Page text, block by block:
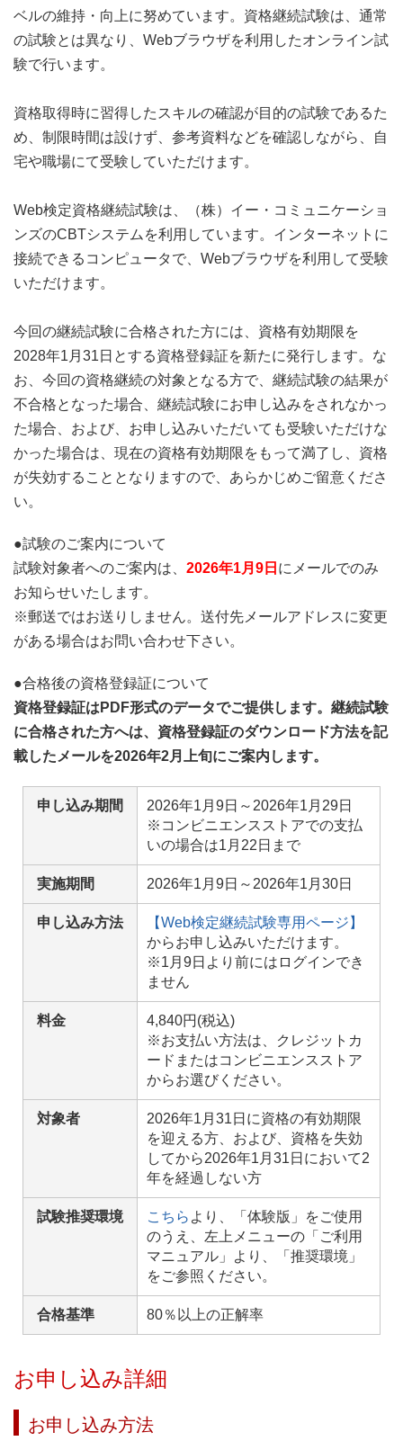
ベルの維持・向上に努めています。資格継続試験は、通常
の試験とは異なり、Webブラウザを利用したオンライン試
験で行います。
資格取得時に習得したスキルの確認が目的の試験であるた
め、制限時間は設けず、参考資料などを確認しながら、自
宅や職場にて受験していただけます。
Web検定資格継続試験は、（株）イー・コミュニケーショ
ンズのCBTシステムを利用しています。インターネットに
接続できるコンピュータで、Webブラウザを利用して受験
いただけます。
今回の継続試験に合格された方には、資格有効期限を
2028年1月31日とする資格登録証を新たに発行します。な
お、今回の資格継続の対象となる方で、継続試験の結果が
不合格となった場合、継続試験にお申し込みをされなかっ
た場合、および、お申し込みいただいても受験いただけな
かった場合は、現在の資格有効期限をもって満了し、資格
が失効することとなりますので、あらかじめご留意くださ
い。
●試験のご案内について
試験対象者へのご案内は、 2026年1月9日 にメールでのみ
お知らせいたします。
※郵送ではお送りしません。送付先メールアドレスに変更
がある場合はお問い合わせ下さい。
●合格後の資格登録証について
資格登録証はPDF形式のデータでご提供します。継続試験
に合格された方へは、資格登録証のダウンロード方法を記
載したメールを2026年2月上旬にご案内します。
申し込み期間
2026年1月9日～2026年1月29日
※コンビニエンスストアでの支払
いの場合は1月22日まで
実施期間 2026年1月9日～2026年1月30日
申し込み方法
【Web検定継続試験専用ページ】
からお申し込みいただけます。
※1月9日より前にはログインでき
ません
料金
4,840円(税込)
※お支払い方法は、クレジットカ
ードまたはコンビニエンスストア
からお選びください。
対象者
2026年1月31日に資格の有効期限
を迎える方、および、資格を失効
してから2026年1月31日において2
年を経過しない方
試験推奨環境 こちら より、「体験版」をご使用
のうえ、左上メニューの「ご利用
マニュアル」より、「推奨環境」
をご参照ください。
合格基準 80％以上の正解率
お申し込み詳細
お申し込み方法